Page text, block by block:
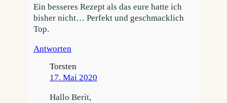
Ein besseres Rezept als das eure hatte ich
bisher nicht… Perfekt und geschmacklich
Top.
Antworten
Torsten
17. Mai 2020
Hallo Berit,